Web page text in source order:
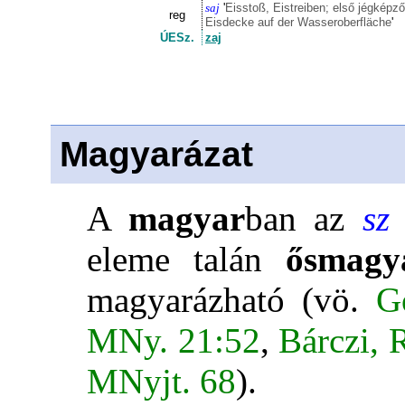
reg
saj 'Eisstoß, Eistreiben; első
Eisdecke auf der Wasseroberfläche'
ÚESz.
zaj
Magyarázat
A magyarban az
eleme talán
magyarázható (vö.
MNy. 21:52, Bárczi,
MNyjt. 68).